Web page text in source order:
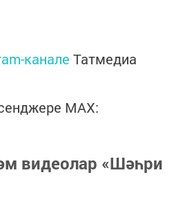
канале Татмедиа
MАХ:
видеолар «Шәһри